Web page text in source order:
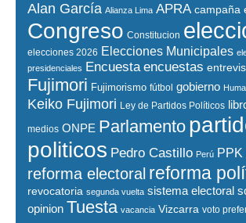
Alan García Alianza Lima APRA campaña
Congreso Constitucion
elecciones 2026 Elecciones Municipales
presidenciales
Encuesta encuestas
Fujimori Fujimorismo fútbol gobierno
Keiko Fujimori Ley de Partidos Políticos
medios ONPE Parlamento
politicos Pedro Castillo Perú PPK
reforma electoral reforma
revocatoria segunda vuelta sistema electoral
opinion Tuesta vacancia Vizcarra voto